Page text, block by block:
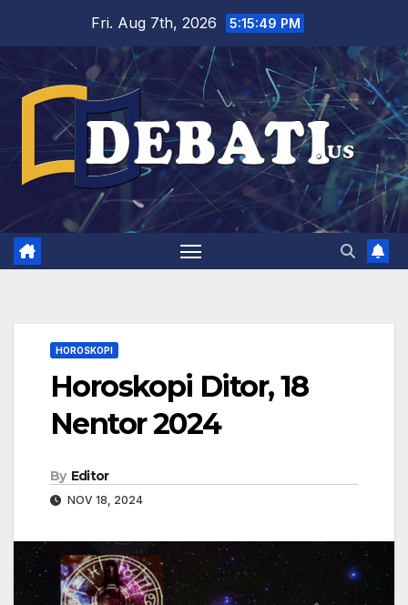
content
Fri. Aug 7th, 2026 5:15:50 PM
HOROSKOPI
Horoskopi Ditor, 18
Nentor 2024
By Editor
NOV 18, 2024